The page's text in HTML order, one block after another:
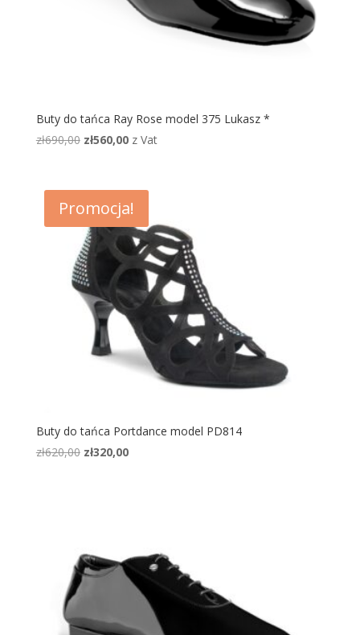
Buty do tańca Ray Rose model 375 Lukasz *
zł690,00 Pierwotna
zł690,00.
zł560,00Aktualna
zł560,00.
z Vat
Promocja!
Buty do tańca Portdance model PD814
zł620,00 Pierwotna
zł320,00Aktualna